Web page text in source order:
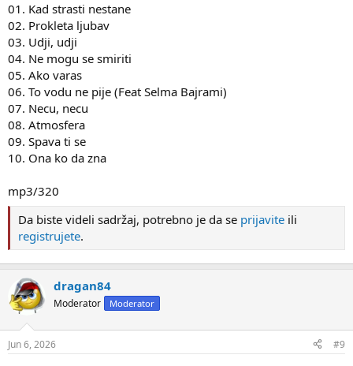
01. Kad strasti nestane
02. Prokleta ljubav
03. Udji, udji
04. Ne mogu se smiriti
05. Ako varas
06. To vodu ne pije (Feat Selma Bajrami)
07. Necu, necu
08. Atmosfera
09. Spava ti se
10. Ona ko da zna
mp3/320
Da biste videli sadržaj, potrebno je da se prijavite ili
registrujete.
dragan84
Moderator Moderator
Jun 6, 2026 #9